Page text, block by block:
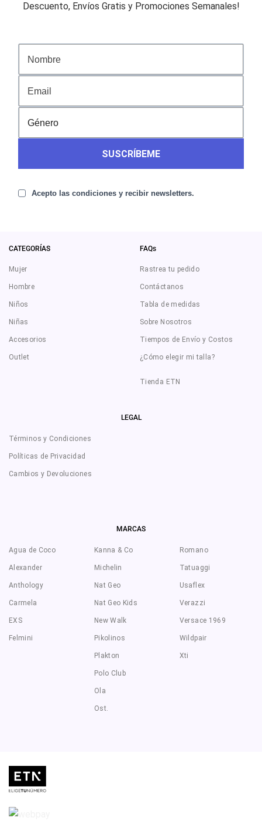
Descuento, Envíos Gratis y Promociones Semanales!
SUSCRÍBEME
Acepto las condiciones y recibir newsletters.
CATEGORÍAS
Mujer
Hombre
Niños
Niñas
Accesorios
Outlet
FAQs
Rastrea tu pedido
Contáctanos
Tabla de medidas
Sobre Nosotros
Tiempos de Envío y Costos
¿Cómo elegir mi talla?
Tienda ETN
LEGAL
Términos y Condiciones
Políticas de Privacidad
Cambios y Devoluciones
MARCAS
Agua de Coco
Alexander
Anthology
Carmela
EXS
Felmini
Kanna & Co
Michelin
Nat Geo
Nat Geo Kids
New Walk
Pikolinos
Plakton
Polo Club
Ola
Ost.
Romano
Tatuaggi
Usaflex
Verazzi
Versace 1969
Wildpair
Xti